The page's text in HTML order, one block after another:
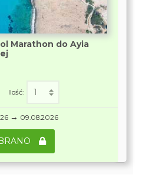
Marathon do Ayia
Ilość:
→ 09.08.2026